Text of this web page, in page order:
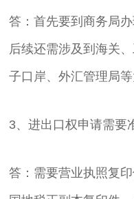
答：首先要到商务局
后续还需涉及到海关
子口岸、外汇管理局等
3、进出口权申请需要
答：需要营业执照复